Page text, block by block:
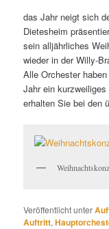
das Jahr neigt sich
Dietesheim
sein alljährliches
wieder in der Willy-
Alle Orchester
Jahr ein
erhalten Sie bei den
Veröffentlicht unter
Auftritt,